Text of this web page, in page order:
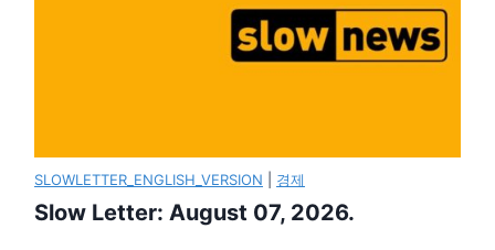
SLOWLETTER_ENGLISH_VERSION 경제
Slow Letter: August 07, 2026.